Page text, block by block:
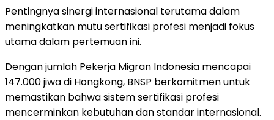
Pentingnya sinergi internasional terutama dalam
meningkatkan mutu sertifikasi profesi menjadi fokus
utama dalam pertemuan ini.
Dengan jumlah Pekerja Migran Indonesia mencapai
147.000 jiwa di Hongkong, BNSP berkomitmen untuk
memastikan bahwa sistem sertifikasi profesi
mencerminkan kebutuhan dan standar internasional.